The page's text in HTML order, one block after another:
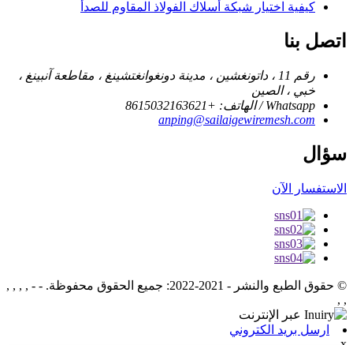
كيفية اختيار شبكة أسلاك الفولاذ المقاوم للصدأ
اتصل بنا
رقم 11 ، داتونغشين ، مدينة دونغوانغتشينغ ، مقاطعة آنبينغ ،
خبي ، الصين
Whatsapp / الهاتف: +8615032163621
anping@sailaigewiremesh.com
سؤال
الاستفسار الآن
© حقوق الطبع والنشر - 2021-2022: جميع الحقوق محفوظة.
- - , , , ,
, ,
ارسل بريد الكتروني